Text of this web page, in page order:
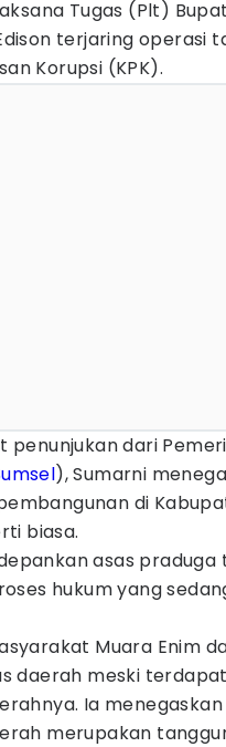
Tugas (Plt)
terjaring operasi
Korupsi (KPK).
penunjukan dari
), Sumarni
di
biasa.
asas praduga
hukum yang
Muara Enim
daerah meski
Ia
merupakan